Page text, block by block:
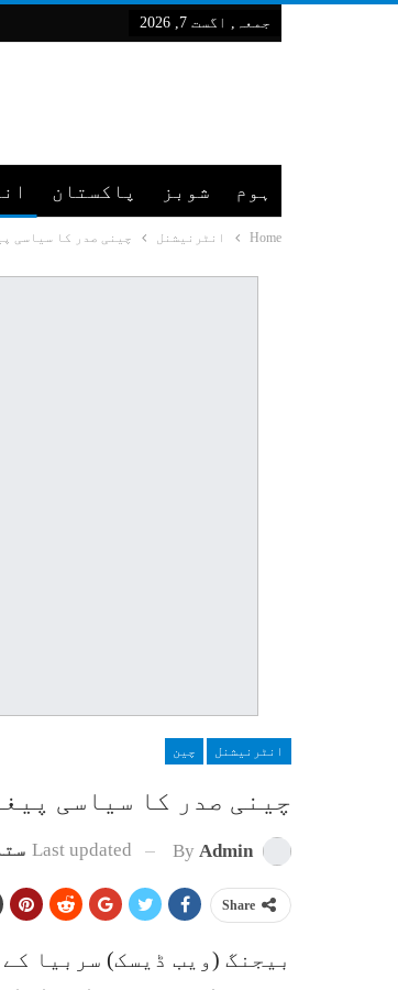
جمعہ, اگست 7, 2026
ہوم شوبز پاکستان
Home انٹرنیشنل چینی صدر کا سیاسی
انٹرنیشنل چین
چینی صدر کا سیاسی
By Admin
Last updated ستمبر
Share
بیجنگ (ویب ڈیسک) سربیا